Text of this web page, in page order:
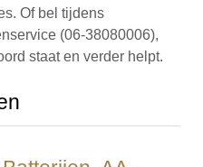
Of bel tijdens
(06-38080006),
staat en verder helpt.